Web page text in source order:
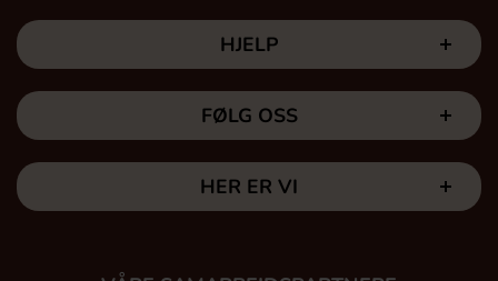
HJELP
FØLG OSS
HER ER VI